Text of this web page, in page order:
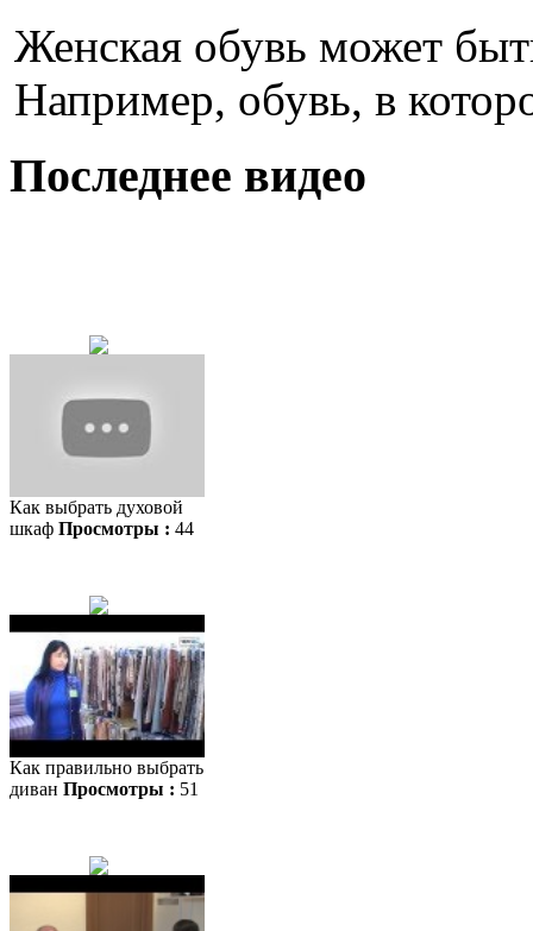
Женская обувь может
Например, обувь, в
Последнее видео
Как выбрать духовой
шкаф Просмотры : 44
Как правильно выбрать
диван Просмотры : 51